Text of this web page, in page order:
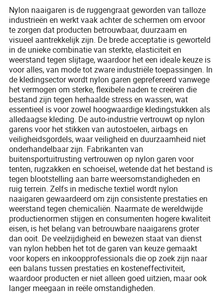
Nylon naaigaren is de ruggengraat geworden van talloze
industrieën en werkt vaak achter de schermen om ervoor
te zorgen dat producten betrouwbaar, duurzaam en
visueel aantrekkelijk zijn. De brede acceptatie is geworteld
in de unieke combinatie van sterkte, elasticiteit en
weerstand tegen slijtage, waardoor het een ideale keuze is
voor alles, van mode tot zware industriële toepassingen. In
de kledingsector wordt nylon garen geprefereerd vanwege
het vermogen om sterke, flexibele naden te creëren die
bestand zijn tegen herhaalde stress en wassen, wat
essentieel is voor zowel hoogwaardige kledingstukken als
alledaagse kleding. De auto-industrie vertrouwt op nylon
garens voor het stikken van autostoelen, airbags en
veiligheidsgordels, waar veiligheid en duurzaamheid niet
onderhandelbaar zijn. Fabrikanten van
buitensportuitrusting vertrouwen op nylon garen voor
tenten, rugzakken en schoeisel, wetende dat het bestand is
tegen blootstelling aan barre weersomstandigheden en
ruig terrein. Zelfs in medische textiel wordt nylon
naaigaren gewaardeerd om zijn consistente prestaties en
weerstand tegen chemicaliën. Naarmate de wereldwijde
productienormen stijgen en consumenten hogere kwaliteit
eisen, is het belang van betrouwbare naaigarens groter
dan ooit. De veelzijdigheid en bewezen staat van dienst
van nylon hebben het tot de garen van keuze gemaakt
voor kopers en inkoopprofessionals die op zoek zijn naar
een balans tussen prestaties en kosteneffectiviteit,
waardoor producten er niet alleen goed uitzien, maar ook
langer meegaan in reële omstandigheden.